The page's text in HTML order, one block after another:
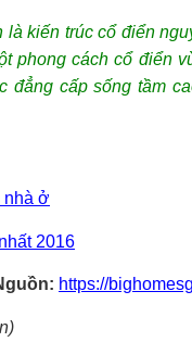
kiến trúc cổ điển
phong cách cổ điển
đẳng cấp sống tầm
nhà ở
2016
https://